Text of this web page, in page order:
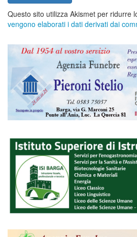
Questo sito utilizza Akismet per ridurre
vengono elaborati i dati derivati dai